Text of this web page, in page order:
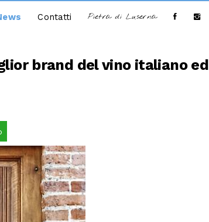
Contatti Pietra di Luserna
brand del vino italiano ed